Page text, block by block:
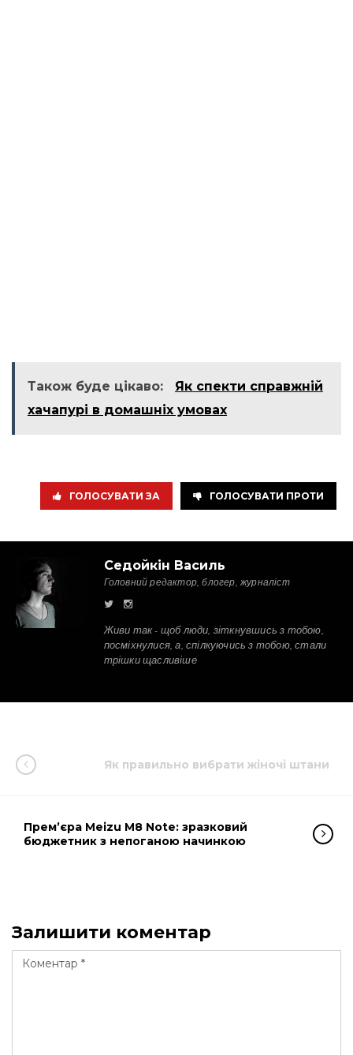
Також буде цікаво:
Як спекти справжній
хачапурі в домашніх умовах
ГОЛОСУВАТИ ЗА ГОЛОСУВАТИ ПРОТИ
Седойкін Василь
Головний редактор, блогер, журналіст
Живи так - щоб люди, зіткнувшись з тобою,
посміхнулися, а, спілкуючись з тобою, стали
трішки щасливіше
Як правильно вибрати жіночі штани
Прем’єра Meizu M8 Note: зразковий
бюджетник з непоганою начинкою
Залишити коментар